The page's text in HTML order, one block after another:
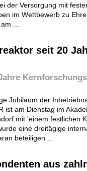
der Versorgung mit
im Wettbewerb zu
...
seit 20
Jubiläum der
ist am Dienstag im
mit 'einem festlichen
eine dreitägige
beteiligen ...
aus